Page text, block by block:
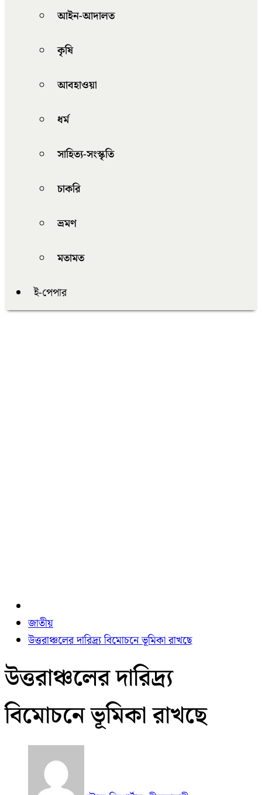
আইন-আদালত
কৃষি
আবহাওয়া
ধর্ম
সাহিত্য-সংস্কৃতি
চাকরি
ভ্রমণ
মতামত
ই-পেপার
জাতীয়
উত্তরাঞ্চলের দারিদ্র্য বিমোচনে ভূমিকা রাখছে
উত্তরাঞ্চলের দারিদ্র্য
বিমোচনে ভূমিকা রাখছে